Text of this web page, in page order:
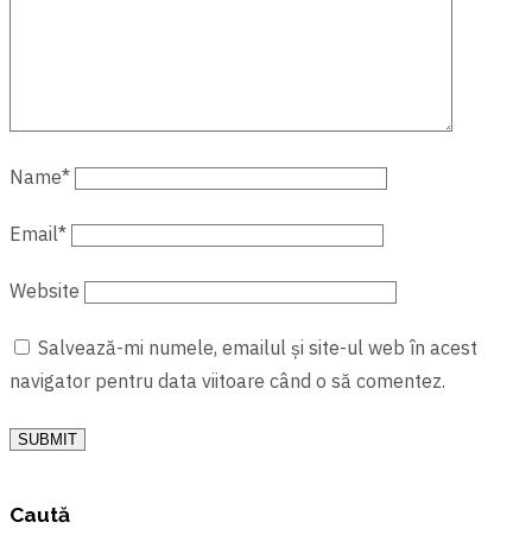
Name*
Email*
Website
Salvează-mi numele, emailul și site-ul web în acest
navigator pentru data viitoare când o să comentez.
SUBMIT
Caută